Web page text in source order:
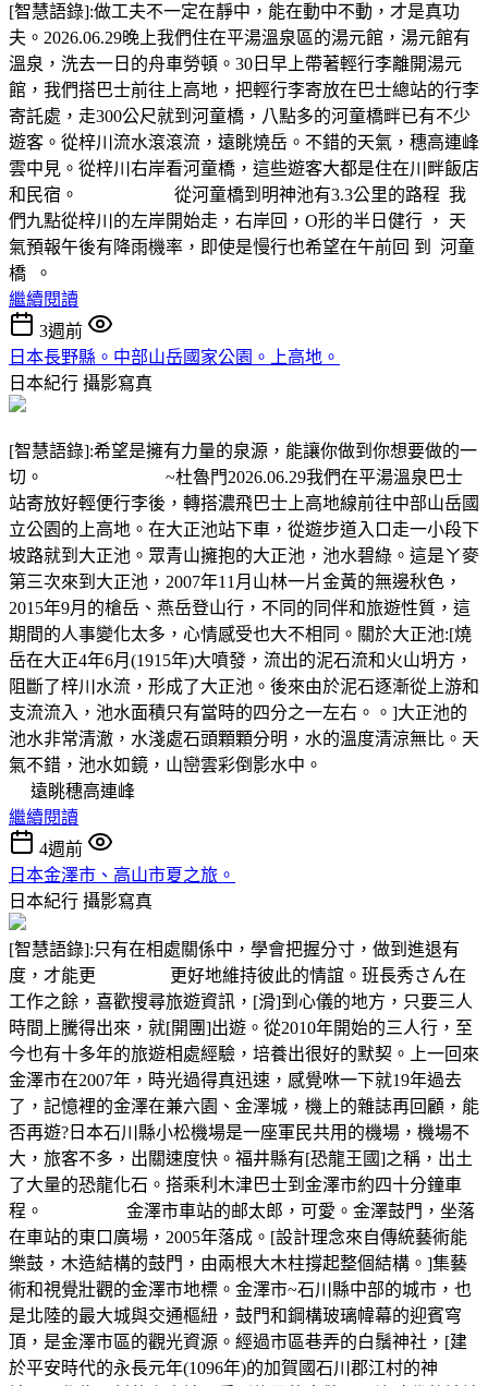
[智慧語錄]:做工夫不一定在靜中，能在動中不動，才是真功
夫。2026.06.29晚上我們住在平湯溫泉區的湯元館，湯元館有
溫泉，洗去一日的舟車勞頓。30日早上帶著輕行李離開湯元
館，我們搭巴士前往上高地，把輕行李寄放在巴士總站的行李
寄託處，走300公尺就到河童橋，八點多的河童橋畔已有不少
遊客。從梓川流水滾滾流，遠眺燒岳。不錯的天氣，穗高連峰
雲中見。從梓川右岸看河童橋，這些遊客大都是住在川畔飯店
和民宿。 從河童橋到明神池有3.3公里的路程 我
們九點從梓川的左岸開始走，右岸回，O形的半日健行 ， 天
氣預報午後有降雨機率，即使是慢行也希望在午前回 到 河童
橋 。
繼續閱讀
3週前
日本長野縣。中部山岳國家公園。上高地。
日本紀行 攝影寫真
[智慧語錄]:希望是擁有力量的泉源，能讓你做到你想要做的一
切。 ~杜魯門2026.06.29我們在平湯溫泉巴士
站寄放好輕便行李後，轉搭濃飛巴士上高地線前往中部山岳國
立公園的上高地。在大正池站下車，從遊步道入口走一小段下
坡路就到大正池。眾青山擁抱的大正池，池水碧綠。這是ㄚ麥
第三次來到大正池，2007年11月山林一片金黃的無邊秋色，
2015年9月的槍岳、燕岳登山行，不同的同伴和旅遊性質，這
期間的人事變化太多，心情感受也大不相同。關於大正池:[燒
岳在大正4年6月(1915年)大噴發，流出的泥石流和火山坍方，
阻斷了梓川水流，形成了大正池。後來由於泥石逐漸從上游和
支流流入，池水面積只有當時的四分之一左右。。]大正池的
池水非常清澈，水淺處石頭顆顆分明，水的溫度清涼無比。天
氣不錯，池水如鏡，山巒雲彩倒影水中。
遠眺穗高連峰
繼續閱讀
4週前
日本金澤市、高山市夏之旅。
日本紀行 攝影寫真
[智慧語錄]:只有在相處關係中，學會把握分寸，做到進退有
度，才能更 更好地維持彼此的情誼。班長秀さん在
工作之餘，喜歡搜尋旅遊資訊，[滑]到心儀的地方，只要三人
時間上騰得出來，就[開團]出遊。從2010年開始的三人行，至
今也有十多年的旅遊相處經驗，培養出很好的默契。上一回來
金澤市在2007年，時光過得真迅速，感覺咻一下就19年過去
了，記憶裡的金澤在兼六園、金澤城，機上的雜誌再回顧，能
否再遊?日本石川縣小松機場是一座軍民共用的機場，機場不
大，旅客不多，出關速度快。福井縣有[恐龍王國]之稱，出土
了大量的恐龍化石。搭乘利木津巴士到金澤市約四十分鐘車
程。 金澤市車站的邮太郎，可愛。金澤鼓門，坐落
在車站的東口廣場，2005年落成。[設計理念來自傳統藝術能
樂鼓，木造結構的鼓門，由兩根大木柱撐起整個結構。]集藝
術和視覺壯觀的金澤市地標。金澤市~石川縣中部的城市，也
是北陸的最大城與交通樞紐，鼓門和鋼構玻璃幃幕的迎賓穹
頂，是金澤市區的觀光資源。經過市區巷弄的白鬚神社，[建
於平安時代的永長元年(1096年)的加賀國石川郡江村的神